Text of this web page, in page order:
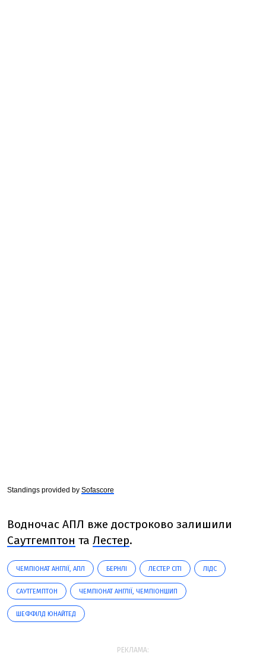
Standings provided by Sofascore
Водночас АПЛ вже достроково залишили
Саутгемптон та Лестер.
ЧЕМПІОНАТ АНГЛІЇ, АПЛ БЕРНЛІ ЛЕСТЕР СІТІ ЛІДС
САУТГЕМПТОН ЧЕМПІОНАТ АНГЛІЇ, ЧЕМПІОНШИП
ШЕФФІЛД ЮНАЙТЕД
РЕКЛАМА: